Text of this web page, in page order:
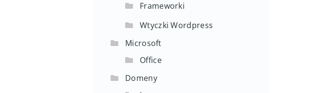
Frameworki
Wtyczki Wordpress
Microsoft
Office
Domeny